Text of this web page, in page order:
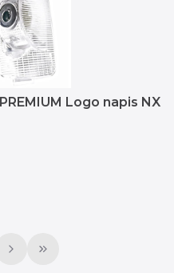
Logo napis NX
Przejdź do ostatniej